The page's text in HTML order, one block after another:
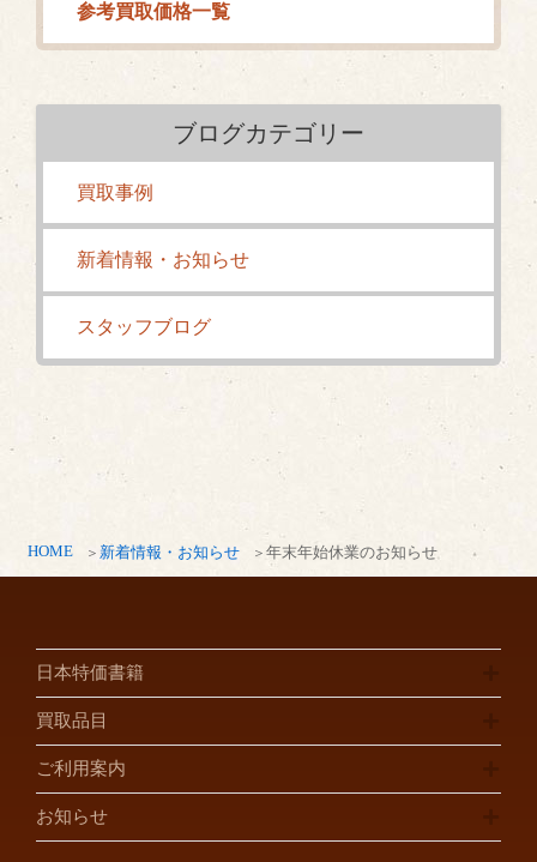
HOME 新着情報・お知らせ 年末年始休業のお知らせ
参考買取価格一覧
ブログカテゴリー
買取事例
新着情報・お知らせ
スタッフブログ
日本特価書籍
買取品目
ご利用案内
お知らせ